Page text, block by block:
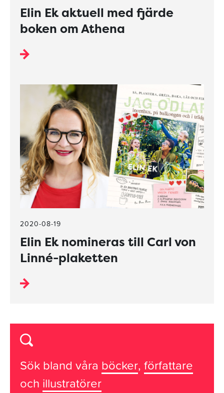
Elin Ek aktuell med fjärde
boken om Athena
2020-08-19
Elin Ek nomineras till Carl von
Linné-plaketten
Sök bland våra böcker, författare
och illustratörer